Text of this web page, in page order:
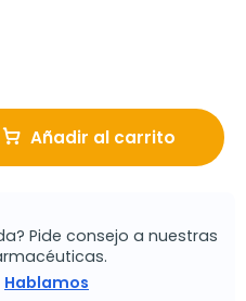
Añadir al carrito
Pide consejo a nuestras
Hablamos